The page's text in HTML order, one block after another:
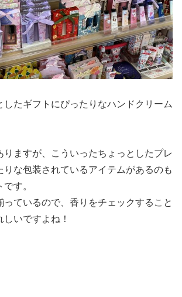
したギフトにぴったりなハンドクリーム
りますが、こういったちょっとしたプレ
りな包装されているアイテムがあるのも
す。
っているので、香りをチェックすること
いですよね！